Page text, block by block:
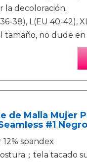
la decoloración.
38), L(EU 40-42),
tamaño, no dude
de Malla Mujer
#1
spandex
；tela tacado